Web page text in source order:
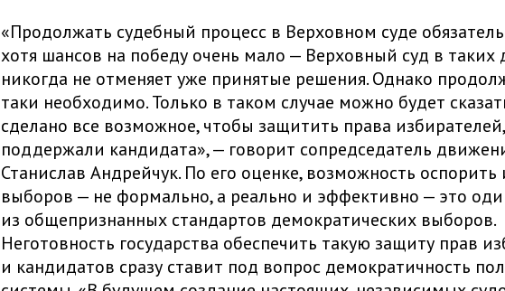
«Продолжать судебный процесс в Верховном суде
хотя шансов на победу очень мало — Верховный суд в таких
никогда не отменяет уже принятые решения. Однако
таки необходимо. Только в таком случае можно будет
сделано все возможное, чтобы защитить права
поддержали кандидата», — говорит сопредседатель
Станислав Андрейчук. По его оценке, возможность оспорить
выборов — не формально, а реально и эффективно — это
из общепризнанных стандартов демократических выборов.
Неготовность государства обеспечить такую защиту прав
и кандидатов сразу ставит под вопрос демократичность